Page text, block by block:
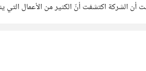
أن الشركة اكتشفت أنّ الكثير من الأعمال